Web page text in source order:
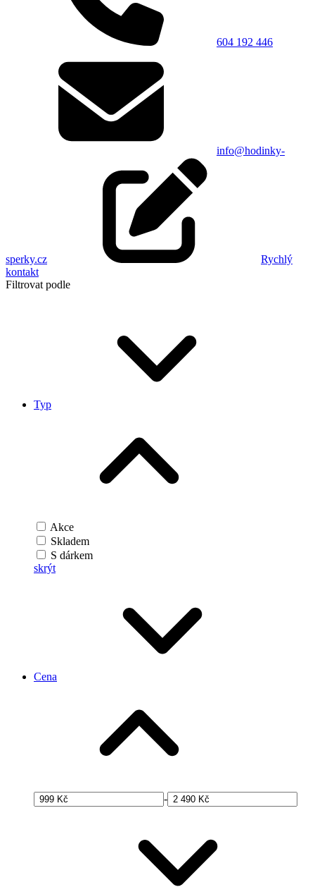
604 192 446
info@hodinky-
sperky.cz
Rychlý
kontakt
Filtrovat podle
Typ
Akce
Skladem
S dárkem
skrýt
Cena
-